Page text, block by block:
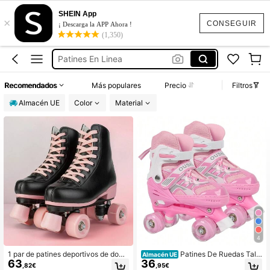
CONSEGUIR
×
SHEIN App
¡ Descarga la APP Ahora !
(1,350)
Patines
Patines 4 Ruedas Niña
Patines En Linea
Patines Niña
Recomendados Más populares Precio
Filtros
Almacén UE
Color Material
1 par de patines deportivos de dobl
e hilera, patines de cuatro ruedas c
63 ,82€
4
Almacén UE Patines De Ruedas Talla
S/M 4 Ruedas Tamaño Ajustable Ru
36 ,95€